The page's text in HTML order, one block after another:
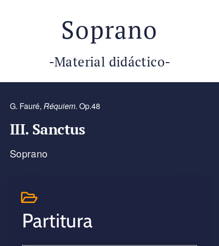
Soprano
-Material didáctico-
G. Fauré, Réquiem. Op.48
III. Sanctus
Soprano
Partitura